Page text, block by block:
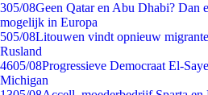
305/08Geen Qatar en Abu Dhabi? Dan
mogelijk in Europa
505/08Litouwen vindt opnieuw
Rusland
4605/08Progressieve Democraat El-
Michigan